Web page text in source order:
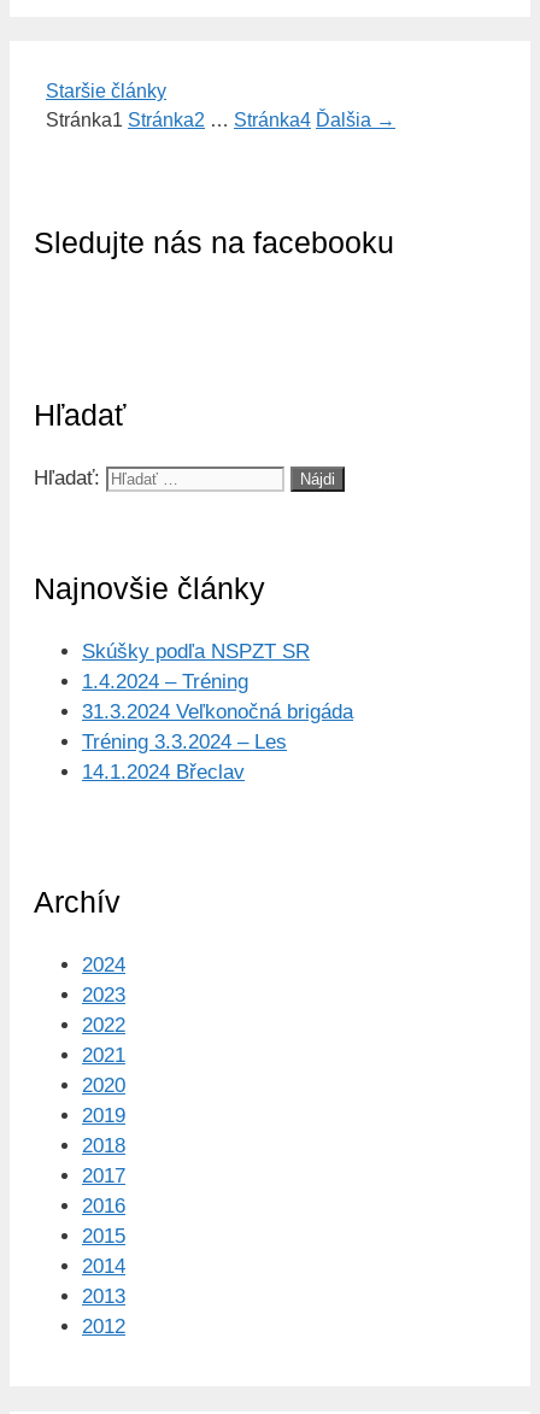
Staršie články
Stránka1 Stránka2 … Stránka4 Ďalšia →
Sledujte nás na facebooku
Hľadať
Hľadať:
Najnovšie články
Skúšky podľa NSPZT SR
1.4.2024 – Tréning
31.3.2024 Veľkonočná brigáda
Tréning 3.3.2024 – Les
14.1.2024 Břeclav
Archív
2024
2023
2022
2021
2020
2019
2018
2017
2016
2015
2014
2013
2012